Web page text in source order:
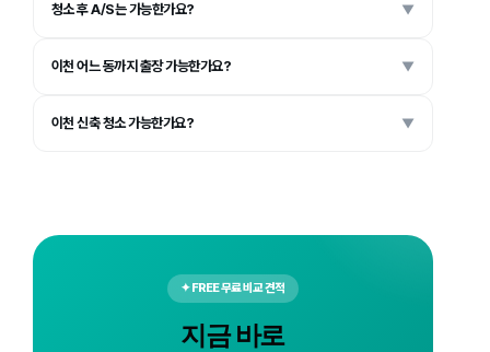
청소 후 A/S는 가능한가요? ▼
이천 어느 동까지 출장 가능한가요? ▼
이천 신축 청소 가능한가요? ▼
✦ FREE 무료 비교 견적
지금 바로